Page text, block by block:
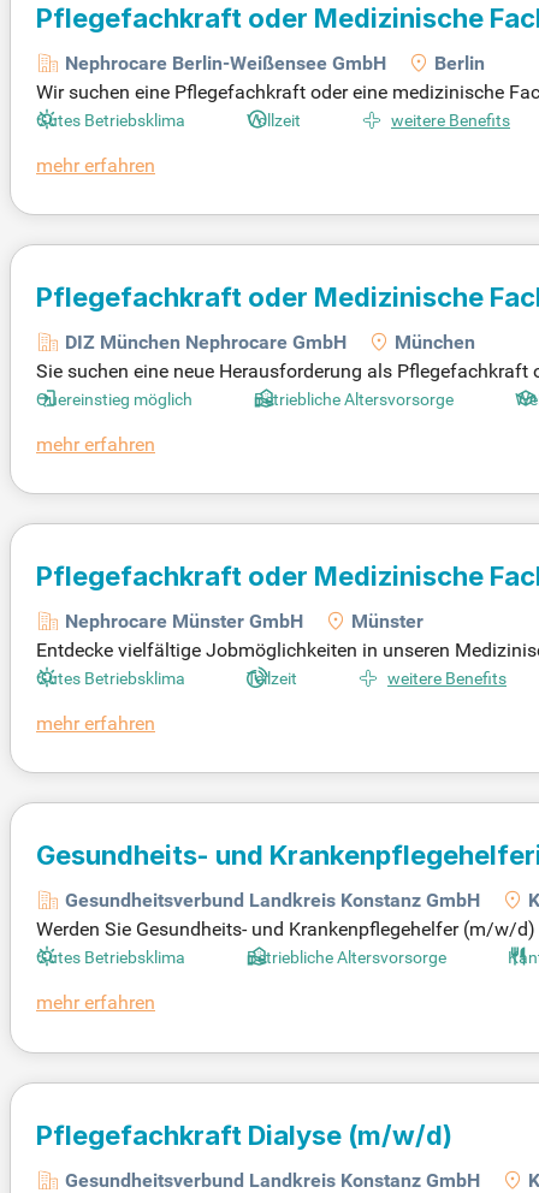
Pflegefachkraft oder Medizinische
Nephrocare Berlin-Weißensee GmbH
Berlin
Wir suchen eine Pflegefachkraft oder eine medizinische
nn sofort besetzt werden (Kennziffer: DS28101022-
inischen Versorgungszentren bundesweit. Der Arbeitsort
Gutes Betriebsklima Vollzeit weitere Benefits
mehr erfahren
Pflegefachkraft oder Medizinische
DIZ München Nephrocare GmbH
München
Sie suchen eine neue Herausforderung als
land können Sie ab sofort unbefristet einsteigen
ne hervorragende Umgebung für die Durchführung von
enthaltsraum.
Quereinstieg möglich Betriebliche Altersvorsorge
mehr erfahren
Pflegefachkraft oder Medizinische
Nephrocare Münster GmbH
Münster
Entdecke vielfältige Jobmöglichkeiten in unseren
Wohlergehen von Patienten ein. Werde Teil unseres
nhalt unter den Kollegen. Beginne deine neue
Gutes Betriebsklima Teilzeit weitere Benefits
mehr erfahren
Gesundheits- und
Gesundheitsverbund Landkreis Konstanz GmbH
Werden Sie Gesundheits- und Krankenpflegehelfer (m/w/
vielfältiges Tätigkeitsfeld. Profitieren Sie von einer
Dialysestation der Sektions Nephrologie, sowohl in Voll-
Gutes Betriebsklima Betriebliche Altersvorsorge
mehr erfahren
Pflegefachkraft Dialyse (m/w/d)
Gesundheitsverbund Landkreis Konstanz GmbH